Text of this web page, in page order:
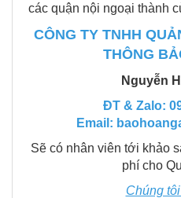
các quận nội ngoại thành
CÔNG TY TNHH
THÔNG
Nguyễn
ĐT & Zalo:
Email:
Sẽ có nhân viên tới khảo
phí cho
Chúng